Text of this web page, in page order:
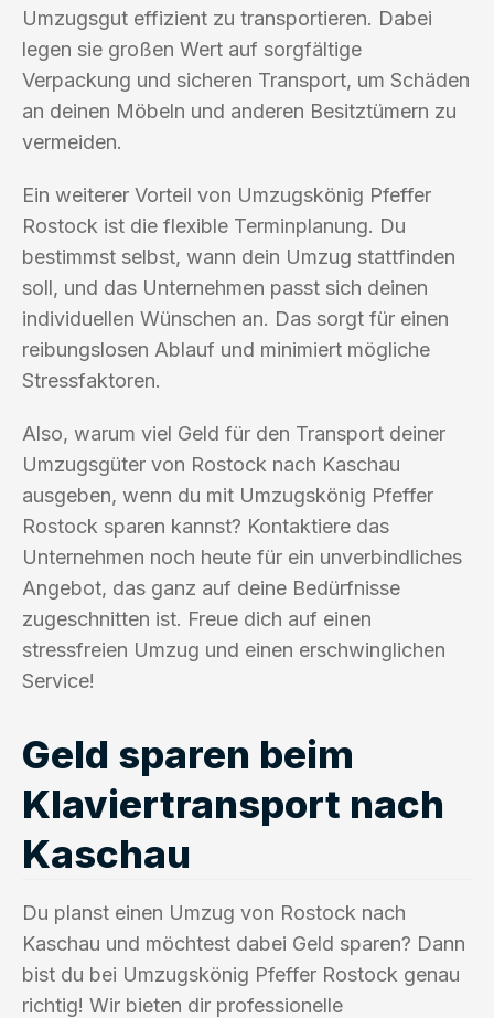
Umzugsgut effizient zu transportieren. Dabei
legen sie großen Wert auf sorgfältige
Verpackung und sicheren Transport, um Schäden
an deinen Möbeln und anderen Besitztümern zu
vermeiden.
Ein weiterer Vorteil von Umzugskönig Pfeffer
Rostock ist die flexible Terminplanung. Du
bestimmst selbst, wann dein Umzug stattfinden
soll, und das Unternehmen passt sich deinen
individuellen Wünschen an. Das sorgt für einen
reibungslosen Ablauf und minimiert mögliche
Stressfaktoren.
Also, warum viel Geld für den Transport deiner
Umzugsgüter von Rostock nach Kaschau
ausgeben, wenn du mit Umzugskönig Pfeffer
Rostock sparen kannst? Kontaktiere das
Unternehmen noch heute für ein unverbindliches
Angebot, das ganz auf deine Bedürfnisse
zugeschnitten ist. Freue dich auf einen
stressfreien Umzug und einen erschwinglichen
Service!
Geld sparen beim
Klaviertransport nach
Kaschau
Du planst einen Umzug von Rostock nach
Kaschau und möchtest dabei Geld sparen? Dann
bist du bei Umzugskönig Pfeffer Rostock genau
richtig! Wir bieten dir professionelle